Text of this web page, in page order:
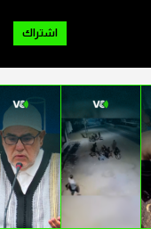
اشتراك